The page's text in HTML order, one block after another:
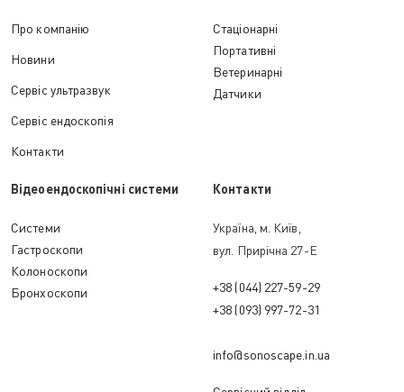
Про компанію
Новини
Сервіс ультразвук
Сервіс ендоскопія
Контакти
Стаціонарні
Портативні
Ветеринарні
Датчики
Відеоендоскопічні системи
Cистеми
Гастроскопи
Колоноскопи
Бронхоскопи
Контакти
Україна, м. Київ,
вул. Прирічна 27-Е
+38 (044) 227-59-29
+38 (093) 997-72-31
info@sonoscape.in.ua